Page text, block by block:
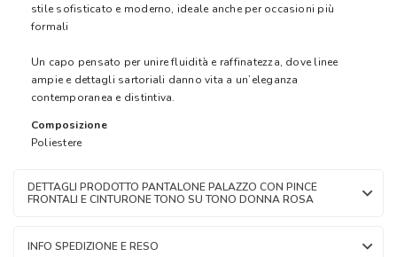
stile sofisticato e moderno, ideale anche per occasioni più
formali
Un capo pensato per unire fluidità e raffinatezza, dove linee
ampie e dettagli sartoriali danno vita a un’eleganza
contemporanea e distintiva.
Composizione
Poliestere
DETTAGLI PRODOTTO PANTALONE PALAZZO CON PINCE
FRONTALI E CINTURONE TONO SU TONO DONNA ROSA
INFO SPEDIZIONE E RESO